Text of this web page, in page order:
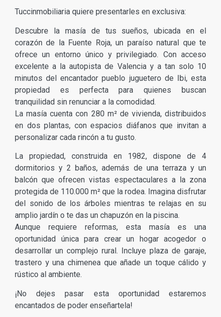
Tuccinmobiliaria quiere presentarles en exclusiva:
Descubre la masía de tus sueños, ubicada en el
corazón de la Fuente Roja, un paraíso natural que te
ofrece un entorno único y privilegiado. Con acceso
excelente a la autopista de Valencia y a tan solo 10
minutos del encantador pueblo juguetero de Ibi, esta
propiedad es perfecta para quienes buscan
tranquilidad sin renunciar a la comodidad.
La masía cuenta con 280 m² de vivienda, distribuidos
en dos plantas, con espacios diáfanos que invitan a
personalizar cada rincón a tu gusto.
La propiedad, construida en 1982, dispone de 4
dormitorios y 2 baños, además de una terraza y un
balcón que ofrecen vistas espectaculares a la zona
protegida de 110.000 m² que la rodea. Imagina disfrutar
del sonido de los árboles mientras te relajas en su
amplio jardín o te das un chapuzón en la piscina.
Aunque requiere reformas, esta masía es una
oportunidad única para crear un hogar acogedor o
desarrollar un complejo rural. Incluye plaza de garaje,
trastero y una chimenea que añade un toque cálido y
rústico al ambiente.
¡No dejes pasar esta oportunidad estaremos
encantados de poder enseñartela!